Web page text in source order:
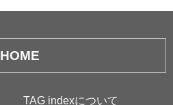
HOME
TAG indexについて